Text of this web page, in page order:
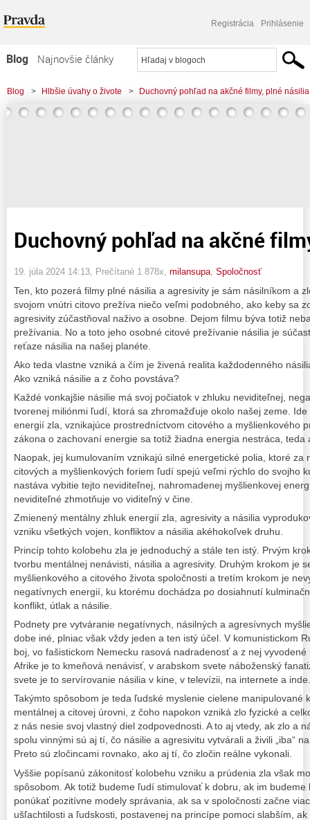
Registrácia Prihlásenie
Blog
Najnovšie články
Najčítanejšie články
Najkomentovanejšie články
Blog > Hlbšie úvahy o živote > Duchovný pohľad na akčné filmy, plné násilia
Duchovný pohľad na akčné
19. júla 2024 14:13 , Prečítané 1 878x, milansupa Spoločnosť
Ten, kto pozerá filmy plné násilia a agresivity je sám násilníkom a
svojom vnútri citovo prežíva niečo veľmi podobného, ako keby sa
agresivity zúčastňoval naživo a osobne. Dejom filmu býva totiž
prežívania. No a toto jeho osobné citové prežívanie násilia je
reťaze násilia na našej planéte.
Ako teda vlastne vzniká a čím je živená realita každodenného
Ako vzniká násilie a z čoho povstáva?
Každé vonkajšie násilie má svoj počiatok v zhluku neviditeľnej,
tvorenej miliónmi ľudí, ktorá sa zhromažďuje okolo našej zeme.
energií zla, vznikajúce prostredníctvom citového a myšlienkového
zákona o zachovaní energie sa totiž žiadna energia nestráca, teda
Naopak, jej kumulovaním vznikajú silné energetické polia, ktoré za
citových a myšlienkových foriem ľudí spejú veľmi rýchlo do svojho
nastáva vybitie tejto neviditeľnej, nahromadenej myšlienkovej
neviditeľné zhmotňuje vo viditeľný v čine.
Zmienený mentálny zhluk energií zla, agresivity a násilia
vzniku všetkých vojen, konfliktov a násilia akéhokoľvek druhu.
Princíp tohto kolobehu zla je jednoduchý a stále ten istý. Prvým
tvorbu mentálnej nenávisti, násilia a agresivity. Druhým krokom je
myšlienkového a citového života spoločnosti a tretím krokom je
negatívnych energií, ku ktorému dochádza po dosiahnutí
konflikt, útlak a násilie.
Podnety pre vytváranie negatívnych, násilných a agresívnych
dobe iné, plniac však vždy jeden a ten istý účel. V komunistickom
boj, vo fašistickom Nemecku rasová nadradenosť a z nej
Afrike je to kmeňová nenávisť, v arabskom svete náboženský
svete je to servírovanie násilia v kine, v televízii, na internete a inde.
Takýmto spôsobom je teda ľudské myslenie cielene manipulované
mentálnej a citovej úrovni, z čoho napokon vzniká zlo fyzické a
z nás nesie svoj vlastný diel zodpovednosti. A to aj vtedy, ak zlo a
spolu vinnými sú aj tí, čo násilie a agresivitu vytvárali a živili „iba“
Preto sú zločincami rovnako, ako aj tí, čo zločin reálne vykonali.
Vyššie popísanú zákonitosť kolobehu vzniku a prúdenia zla však
spôsobom. Ak totiž budeme ľudí stimulovať k dobru, ak im
ponúkať pozitívne modely správania, ak sa v spoločnosti začne
ušľachtilosti a ľudskosti, postavenej na princípe pomoci slabším,